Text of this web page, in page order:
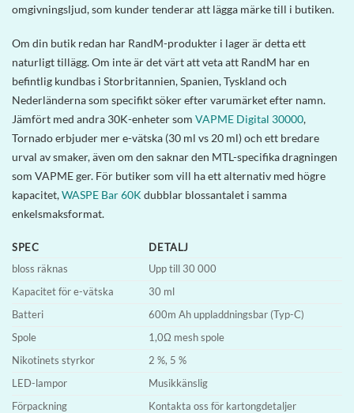
omgivningsljud, som kunder tenderar att lägga märke till i butiken.
Om din butik redan har RandM-produkter i lager är detta ett
naturligt tillägg. Om inte är det värt att veta att RandM har en
befintlig kundbas i Storbritannien, Spanien, Tyskland och
Nederländerna som specifikt söker efter varumärket efter namn.
Jämfört med andra 30K-enheter som VAPME Digital 30000,
Tornado erbjuder mer e-vätska (30 ml vs 20 ml) och ett bredare
urval av smaker, även om den saknar den MTL-specifika dragningen
som VAPME ger. För butiker som vill ha ett alternativ med högre
kapacitet,WASPE Bar 60K dubblar blossantalet i samma
enkelsmaksformat.
SPEC
DETALJ
bloss räknas
Upp till 30 000
Kapacitet för e-vätska
30 ml
Batteri
600m Ah uppladdningsbar (Typ-C)
Spole
1,0Ω mesh spole
Nikotinets styrkor
2 %, 5 %
LED-lampor
Musikkänslig
Förpackning
Kontakta oss för kartongdetaljer